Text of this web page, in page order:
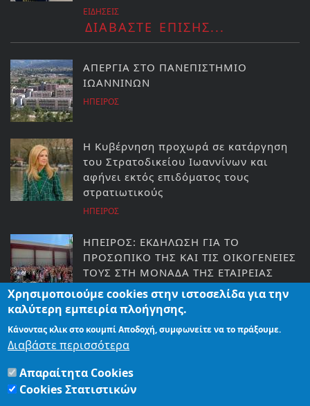
ΕΙΔΗΣΕΙΣ
ΔΙΑΒΑΣΤΕ ΕΠΙΣΗΣ...
ΑΠΕΡΓΙΑ ΣΤΟ ΠΑΝΕΠΙΣΤΗΜΙΟ
ΙΩΑΝΝΙΝΩΝ
ΗΠΕΙΡΟΣ
Η Κυβέρνηση προχωρά σε κατάργηση
του Στρατοδικείου Ιωαννίνων και
αφήνει εκτός επιδόματος τους
στρατιωτικούς
ΗΠΕΙΡΟΣ
ΗΠΕΙΡΟΣ: ΕΚΔΗΛΩΣΗ ΓΙΑ ΤΟ
ΠΡΟΣΩΠΙΚΟ ΤΗΣ ΚΑΙ ΤΙΣ ΟΙΚΟΓΕΝΕΙΕΣ
ΤΟΥΣ ΣΤΗ ΜΟΝΑΔΑ ΤΗΣ ΕΤΑΙΡΕΙΑΣ
ΣΤΗΝ ΆΡΤΑ
ΕΙΔΗΣΕΙΣ
ΑΡΤΑ: ΓΙΟΡΤΗ ΠΕΡΙΒΑΛΛΟΝΤΟΣ ΚΑΙ
ΓΙΟΡΤΗ ΠΟΔΗΛΑΤΟΥ
ΕΙΔΗΣΕΙΣ
Χρησιμοποιούμε cookies στην ιστοσελίδα για την
καλύτερη εμπειρία πλοήγησης.
Κάνοντας κλικ στο κουμπί Αποδοχή, συμφωνείτε να το πράξουμε.
Διαβάστε περισσότερα
Απαραίτητα Cookies
Cookies Στατιστικών